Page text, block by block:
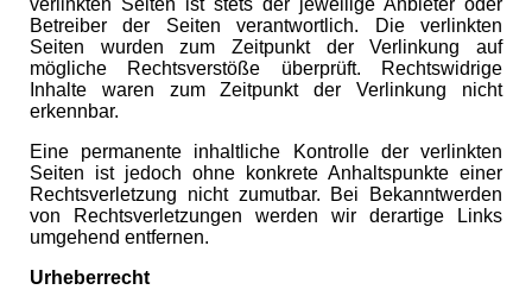
Betreiber der Seiten verantwortlich. Die verlinkten
Seiten wurden zum Zeitpunkt der Verlinkung auf
mögliche Rechtsverstöße überprüft. Rechtswidrige
Inhalte waren zum Zeitpunkt der Verlinkung nicht
erkennbar.
Eine permanente inhaltliche Kontrolle der verlinkten
Seiten ist jedoch ohne konkrete Anhaltspunkte einer
Rechtsverletzung nicht zumutbar. Bei Bekanntwerden
von Rechtsverletzungen werden wir derartige Links
umgehend entfernen.
Urheberrecht